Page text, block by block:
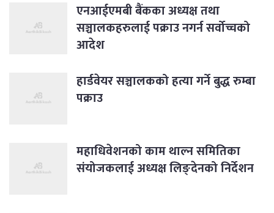
एनआईएमबी बैंकका अध्यक्ष तथा
सञ्चालकहरुलाई पक्राउ नगर्न सर्वोच्चको
आदेश
हार्डवेयर सञ्चालकको हत्या गर्ने बुद्ध रुम्बा
पक्राउ
महाधिवेशनको काम थाल्न समितिका
संयोजकलाई अध्यक्ष लिङ्देनको निर्देशन